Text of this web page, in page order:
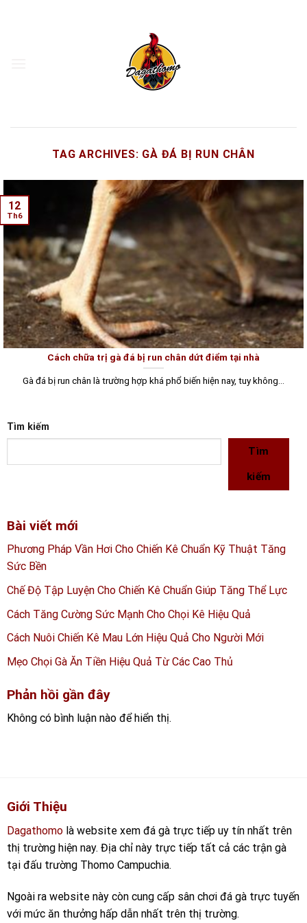
TAG ARCHIVES: GÀ ĐÁ BỊ RUN CHÂN
Cách chữa trị gà đá bị run chân dứt điểm tại nhà
Gà đá bị run chân là trường hợp khá phổ biến hiện nay, tuy không...
12
Th6
Tìm kiếm
Tìm
kiếm
Bài viết mới
Phương Pháp Vần Hơi Cho Chiến Kê Chuẩn Kỹ Thuật Tăng
Sức Bền
Chế Độ Tập Luyện Cho Chiến Kê Chuẩn Giúp Tăng Thể Lực
Cách Tăng Cường Sức Mạnh Cho Chọi Kê Hiệu Quả
Cách Nuôi Chiến Kê Mau Lớn Hiệu Quả Cho Người Mới
Mẹo Chọi Gà Ăn Tiền Hiệu Quả Từ Các Cao Thủ
Phản hồi gần đây
Không có bình luận nào để hiển thị.
Giới Thiệu
Dagathomo là website xem đá gà trực tiếp uy tín nhất trên
thị trường hiện nay. Địa chỉ này trực tiếp tất cả các trận gà
tại đấu trường Thomo Campuchia.
Ngoài ra website này còn cung cấp sân chơi đá gà trực tuyến
với mức ăn thưởng hấp dẫn nhất trên thị trường.